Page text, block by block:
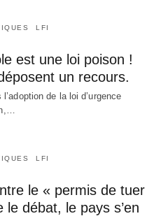
LFI
est une loi poison !
un recours.
de la loi d’urgence
LFI
le « permis de tuer
débat, le pays s’en